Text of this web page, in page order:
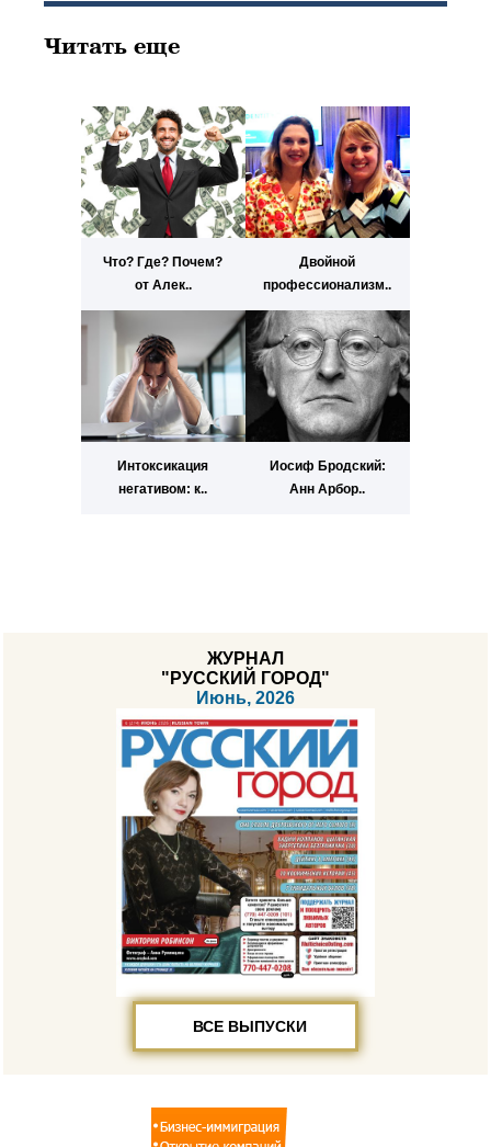
Читать еще
Что? Где? Почем?
от Алек..
Двойной
профессионализм..
Интоксикация
негативом: к..
Иосиф Бродский:
Анн Арбор..
ЖУРНАЛ
"РУССКИЙ ГОРОД"
Июнь, 2026
ВСЕ ВЫПУСКИ